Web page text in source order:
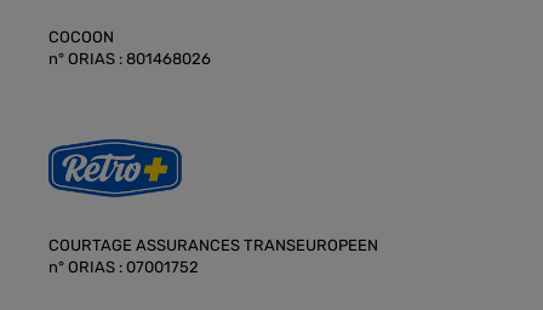
COCOON
n° ORIAS : 801468026
COURTAGE ASSURANCES TRANSEUROPEEN
n° ORIAS : 07001752